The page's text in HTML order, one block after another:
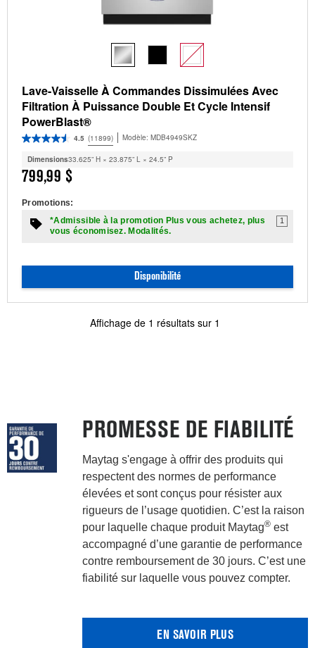
Lave-Vaisselle À Commandes Dissimulées Avec
Filtration À Puissance Double Et Cycle Intensif
PowerBlast®
4.5 (11899) Modèle: MDB4949SKZ
Dimensions33.625” H × 23.875” L × 24.5” P
799,99 $
Promotions:
*Admissible à la promotion Plus vous achetez, plus
vous économisez. Modalités.
1
Disponibilité
Affichage de 1 résultats sur 1
PROMESSE DE FIABILITÉ
Maytag s'engage à offrir des produits qui
respectent des normes de performance
élevées et sont conçus pour résister aux
rigueurs de l’usage quotidien. C’est la raison
pour laquelle chaque produit Maytag®est
accompagné d’une garantie de performance
contre remboursement de 30 jours. C’est une
fiabilité sur laquelle vous pouvez compter.
EN SAVOIR PLUS